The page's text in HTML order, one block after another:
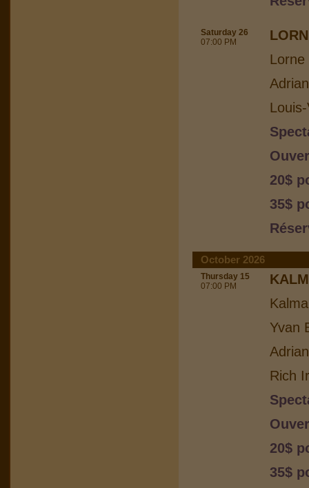
Saturday 26
07:00 PM
Lorne
20$
35$
October 2026
Thursday 15
07:00 PM
Yvan
Rich
20$
35$